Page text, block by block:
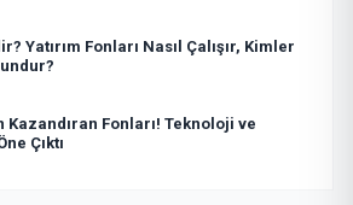
Yatırım Fonları Nasıl Çalışır, Kimler
Kazandıran Fonları! Teknoloji ve
Çıktı